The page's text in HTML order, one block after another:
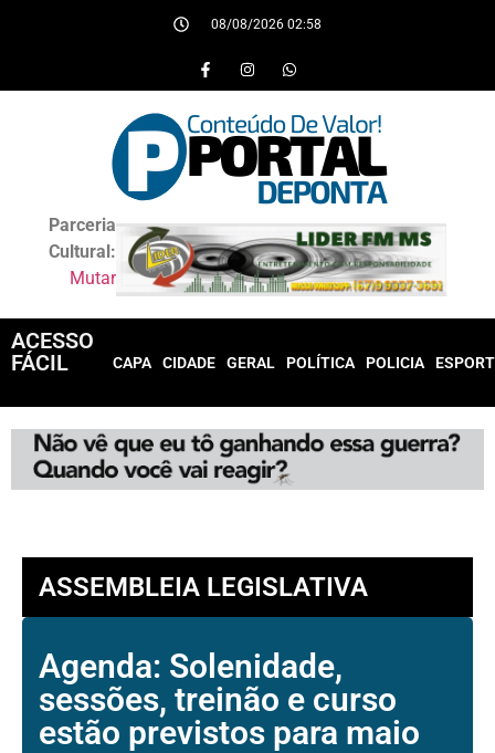
08/08/2026 02:58
Parceria
Cultural:
Mutar
ACESSO
FÁCIL
CAPA CIDADE GERAL POLÍTICA POLICIA
ASSEMBLEIA LEGISLATIVA
Agenda: Solenidade,
sessões, treinão e curso
estão previstos para maio